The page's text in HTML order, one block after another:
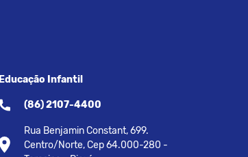
Educação Infantil
(86) 2107-4400
Rua Benjamin Constant, 699.
Centro/Norte, Cep 64.000-280 -